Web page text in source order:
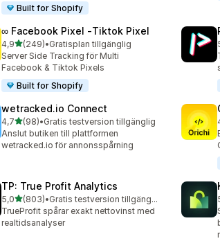
Built for Shopify
∞ Facebook Pixel ‑Tiktok Pixel
4,9av 5 stjärnor
(249)
249 recensioner totalt
•Gratisplan tillgänglig
Server Side Tracking för Multi
Facebook & Tiktok Pixels
Built for Shopify
wetracked.io Connect
4,7av 5 stjärnor
(98)
98 recensioner totalt
•Gratis testversion tillgänglig
Anslut butiken till plattformen
wetracked.io för annonsspårning
TP: True Profit Analytics
5,0av 5 stjärnor
(803)
803 recensioner totalt
•
Gratis testversion tillgänglig
TrueProfit spårar exakt nettovinst med
realtidsanalyser